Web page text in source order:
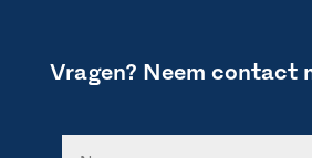
Vragen? Neem contact